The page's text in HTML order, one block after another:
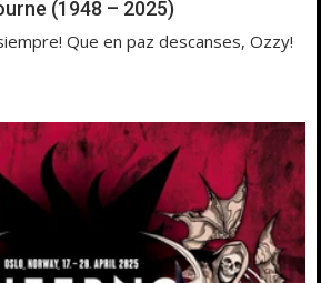
(1948 – 2025)
Que en paz descanses, Ozzy!